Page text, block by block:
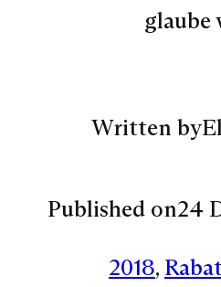
Written by
Published on24
2018,